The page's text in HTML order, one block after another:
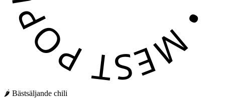
🌶 Bästsäljande chili